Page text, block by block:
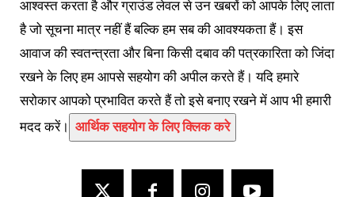
आश्वस्त करता है और ग्राउंड लेवल से उन खबरों को आपके लिए लाता
है जो सूचना मात्र नहीं हैं बल्कि हम सब की आवश्यकता हैं। इस
आवाज की स्वतन्त्रता और बिना किसी दबाव की पत्रकारिता को जिंदा
रखने के लिए हम आपसे सहयोग की अपील करते हैं। यदि हमारे
सरोकार आपको प्रभावित करते हैं तो इसे बनाए रखने में आप भी हमारी
मदद करें। आर्थिक सहयोग के लिए क्लिक करे